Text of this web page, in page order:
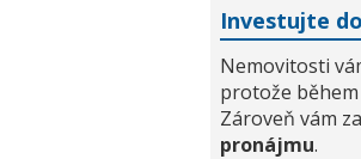
Investujte
Nemovitosti
protože
Zároveň vám
pronájmu.